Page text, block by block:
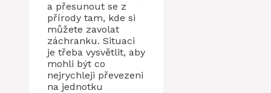
a přesunout se z
přírody tam, kde si
můžete zavolat
záchranku. Situaci
je třeba vysvětlit, aby
mohli být co
nejrychleji převezeni
na jednotku